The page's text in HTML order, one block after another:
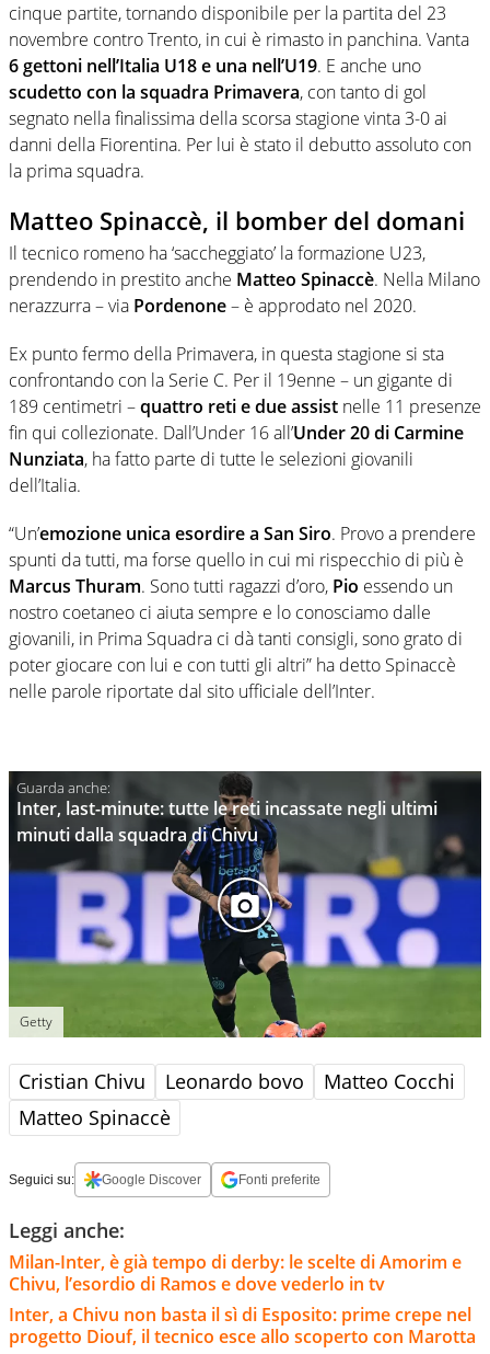
cinque partite, tornando disponibile per la partita del 23
novembre contro Trento, in cui è rimasto in panchina. Vanta
6 gettoni nell’Italia U18 e una nell’U19. E anche uno
scudetto con la squadra Primavera, con tanto di gol
segnato nella finalissima della scorsa stagione vinta 3-0 ai
danni della Fiorentina. Per lui è stato il debutto assoluto con
la prima squadra.
Matteo Spinaccè, il bomber del domani
Il tecnico romeno ha ‘saccheggiato’ la formazione U23,
prendendo in prestito anche Matteo Spinaccè. Nella Milano
nerazzurra – via Pordenone– è approdato nel 2020.
Ex punto fermo della Primavera, in questa stagione si sta
confrontando con la Serie C. Per il 19enne – un gigante di
189 centimetri –quattro reti e due assist nelle 11 presenze
fin qui collezionate. Dall’Under 16 all’Under 20 di Carmine
Nunziata, ha fatto parte di tutte le selezioni giovanili
dell’Italia.
“Un’emozione unica esordire a San Siro. Provo a prendere
spunti da tutti, ma forse quello in cui mi rispecchio di più è
Marcus Thuram. Sono tutti ragazzi d’oro, Pio essendo un
nostro coetaneo ci aiuta sempre e lo conosciamo dalle
giovanili, in Prima Squadra ci dà tanti consigli, sono grato di
poter giocare con lui e con tutti gli altri” ha detto Spinaccè
nelle parole riportate dal sito ufficiale dell’Inter.
Inter, last-minute: tutte le reti incassate negli ultimi
minuti dalla squadra di Chivu
Getty
Cristian Chivu Leonardo bovo
Matteo Cocchi
Matteo Spinaccè
Seguici su: Google Discover Fonti preferite
Leggi anche:
Milan-Inter, è già tempo di derby: le scelte di Amorim e
Chivu, l’esordio di Ramos e dove vederlo in tv
Inter, a Chivu non basta il sì di Esposito: prime crepe nel
progetto Diouf, il tecnico esce allo scoperto con Marotta